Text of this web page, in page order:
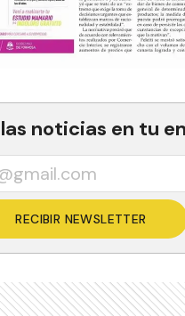
noticias en tu
RECIBIR NEWSLETTER